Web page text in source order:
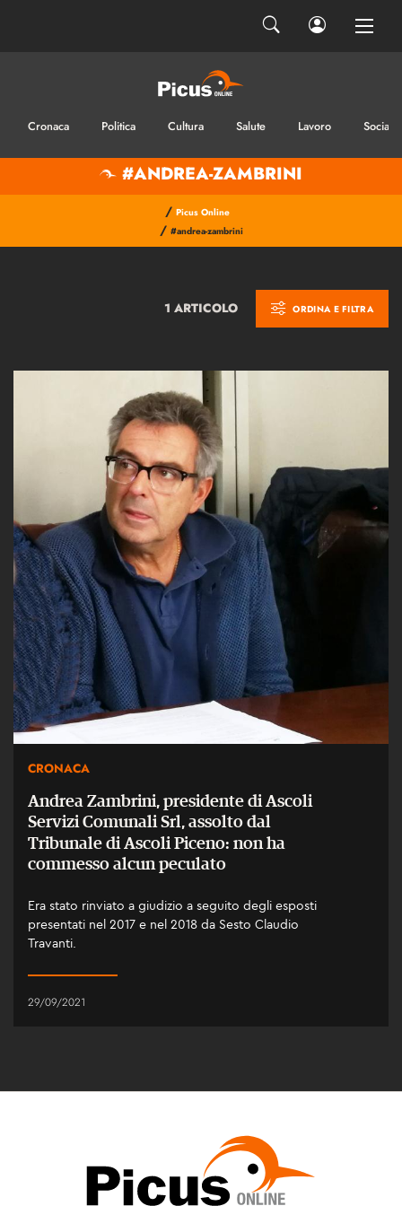
Cronaca Politica Cultura Salute Lavoro Sociale
#ANDREA-ZAMBRINI
/ Picus Online
/ #andrea-zambrini
1 ARTICOLO ORDINA E FILTRA
CRONACA
Andrea Zambrini, presidente di Ascoli
Servizi Comunali Srl, assolto dal
Tribunale di Ascoli Piceno: non ha
commesso alcun peculato
Era stato rinviato a giudizio a seguito degli esposti
presentati nel 2017 e nel 2018 da Sesto Claudio
Travanti.
29/09/2021